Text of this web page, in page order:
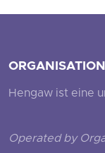
Hengaw ist eine
Operated by